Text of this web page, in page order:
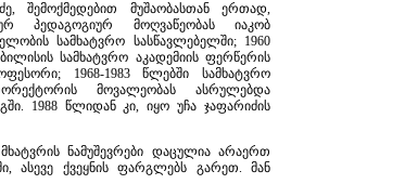
შემოქმედებით მუშაობასთან ერთად,
პედაგოგიურ მოღვაწეობას იაკობ
სამხატვრო სასწავლებელში; 1960
სამხატვრო აკადემიის ფერწერის
1968-1983 წლებში სამხატვრო
მოვალეობას ასრულებდა
1988 წლიდან კი, იყო უჩა ჯაფარიძის
ნამუშევრები დაცულია არაერთ
ასევე ქვეყნის ფარგლებს გარეთ. მან